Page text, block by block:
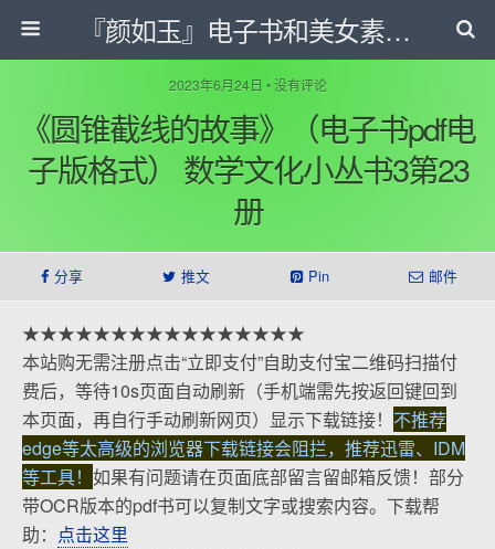
『颜如玉』电子书和美女素材等下载网
2023年6月24日 • 没有评论
《圆锥截线的故事》（电子书pdf电
子版格式） 数学文化小丛书3第23
册
分享 推文 Pin 邮件
★★★★★★★★★★★★★★★★
本站购无需注册点击“立即支付”自助支付宝二维码扫描付
费后，等待10s页面自动刷新（手机端需先按返回键回到
本页面，再自行手动刷新网页）显示下载链接！ 不推荐
edge等太高级的浏览器下载链接会阻拦，推荐迅雷、IDM
等工具！ 如果有问题请在页面底部留言留邮箱反馈！部分
带OCR版本的pdf书可以复制文字或搜索内容。下载帮
助： 点击这里